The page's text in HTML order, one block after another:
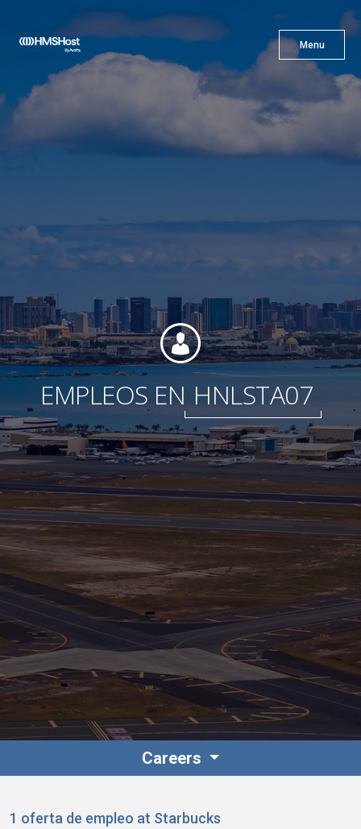
Menu
Menu X
Carreras
Fundación
Sustentabilidad
Acerca de
Noticias
Contacto
EMPLEOS EN HNLSTA07
Careers
1 oferta de empleo at Starbucks